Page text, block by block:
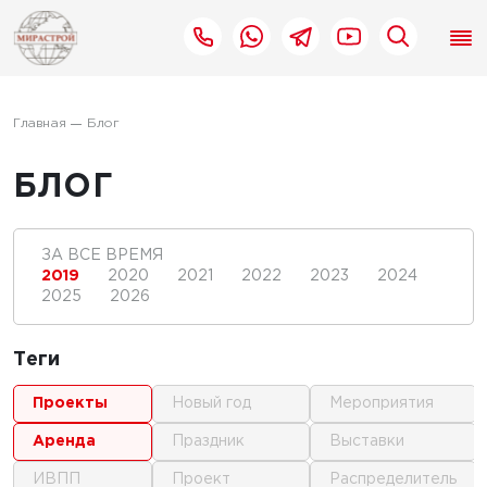
Главная Блог
БЛОГ
ЗА ВСЕ ВРЕМЯ
2019
2020 2021 2022 2023
2024
2025
2026
Теги
проекты
аренда
ИВПП
новый год
праздник
проект
мероприятия
выставки
распределитель